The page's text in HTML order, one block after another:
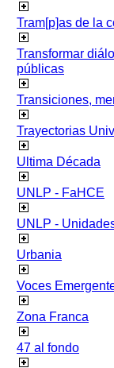
Tram[p]as de la
Transformar
públicas
Transiciones,
Trayectorias
Ultima Década
UNLP - FaHCE
UNLP -
Urbania
Voces
Zona Franca
47 al fondo